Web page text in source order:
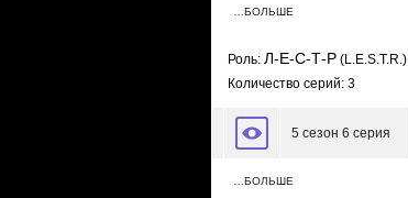
…БОЛЬШЕ
Роль: Л-Е-С-Т-Р (L.E.S.T.R.)
Количество серий: 3
5 сезон 6 серия
…БОЛЬШЕ